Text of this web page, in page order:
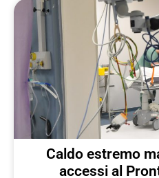
Caldo estremo
accessi al